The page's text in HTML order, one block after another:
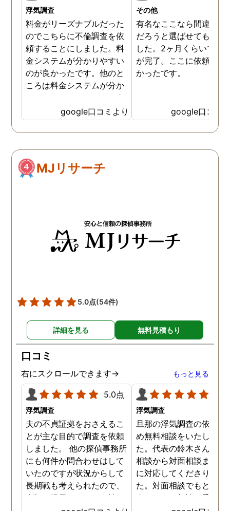
浮気調査
料金がリーズナブルだった
のでこちらに不倫調査を依
頼することにしました。料
金システムが分かりやすい
のが良かったです。他のと
ころは料金システムが分か
りづらくて、どれだけお金
がかかるか分からず不安だ
ったので、こちらで安心し
ました。 ありがとうござい
google口コミより
その他
有名なここなら間違いな
だろうと選ばせてもらい
した。2ヶ月くらいで調
が完了。ここに依頼して
かったです。
google口コミ
MJリサーチ
5.0点(54件)
詳細を見る 無料見積もり
口コミ
右にスクロールできます→ もっと見る
5.0点
浮気調査
夫の不貞証拠をおさえるこ
とが主な目的で調査を依頼
しました。 他の探偵事務所
にも何件か問合わせはして
いたのですが状況からして
長期戦も考えられたので、
金額を提示されそれが払え
浮気調査
旦那の浮気調査の依頼の
め無料相談をいたしまし
た。代表の鈴木さんが電
相談から対面相談まです
に対応してくださりまし
た。対面相談でもとても
身になって相談に乗って